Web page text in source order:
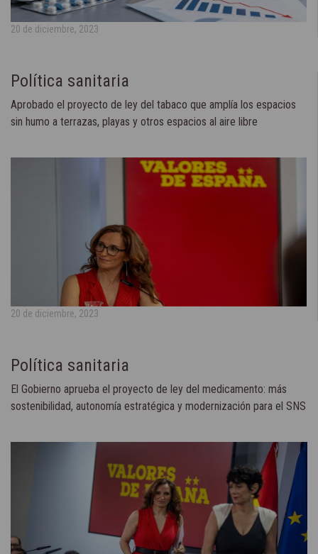
20 de diciembre, 2023
Política sanitaria
Aprobado el proyecto de ley del tabaco que amplía los espacios
sin humo a terrazas, playas y otros espacios al aire libre
20 de diciembre, 2023
Política sanitaria
El Gobierno aprueba el proyecto de ley del medicamento: más
sostenibilidad, autonomía estratégica y modernización para el SNS